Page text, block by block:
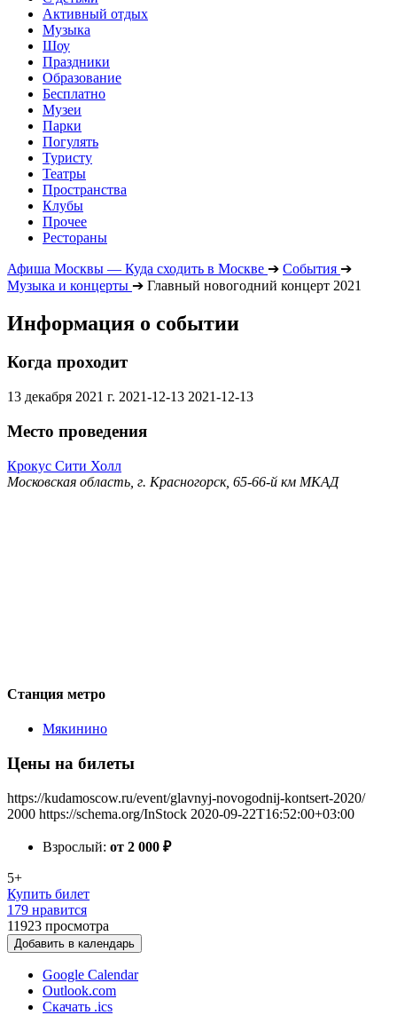
Активный отдых
Музыка
Шоу
Праздники
Образование
Бесплатно
Музеи
Парки
Погулять
Туристу
Театры
Пространства
Клубы
Прочее
Рестораны
Афиша Москвы — Куда сходить в Москве ➔ События ➔
Музыка и концерты ➔ Главный новогодний концерт 2021
Информация о событии
Когда проходит
13 декабря 2021 г. 2021-12-13 2021-12-13
Место проведения
Крокус Сити Холл
Московская область, г. Красногорск, 65-66-й км МКАД
Станция метро
Мякинино
Цены на билеты
https://kudamoscow.ru/event/glavnyj-novogodnij-kontsert-2020/
2000 https://schema.org/InStock 2020-09-22T16:52:00+03:00
Взрослый: от 2 000 ₽
5+
Купить билет
179 нравится
11923 просмотра
Добавить в календарь
Google Calendar
Outlook.com
Скачать .ics